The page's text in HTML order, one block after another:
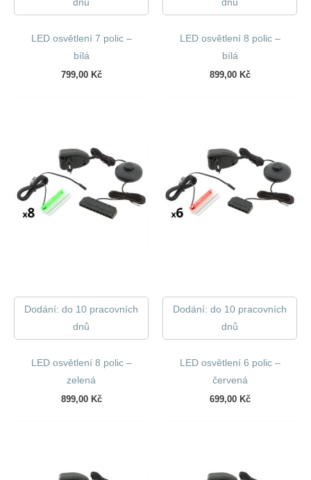
dnů
LED osvětlení 7 polic –
bílá
799,00 Kč
dnů
LED osvětlení 8 polic –
bílá
899,00 Kč
Dodání: do 10 pracovních
dnů
LED osvětlení 8 polic –
zelená
899,00 Kč
Dodání: do 10 pracovních
dnů
LED osvětlení 6 polic –
červená
699,00 Kč